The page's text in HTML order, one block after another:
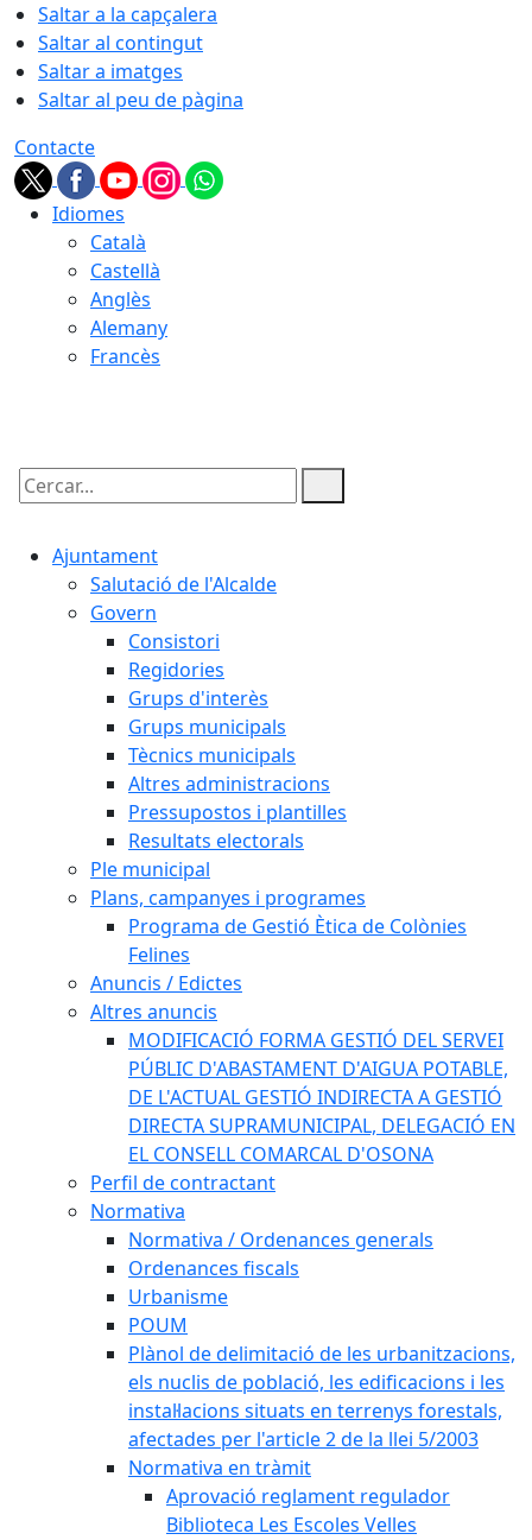
Saltar a la capçalera
Saltar al contingut
Saltar a imatges
Saltar al peu de pàgina
Contacte
Idiomes
Català
Castellà
Anglès
Alemany
Francès
Cercar:
Ajuntament
Salutació de l'Alcalde
Govern
Consistori
Regidories
Grups d'interès
Grups municipals
Tècnics municipals
Altres administracions
Pressupostos i plantilles
Resultats electorals
Ple municipal
Plans, campanyes i programes
Programa de Gestió Ètica de Colònies
Felines
Anuncis / Edictes
Altres anuncis
MODIFICACIÓ FORMA GESTIÓ DEL SERVEI
PÚBLIC D'ABASTAMENT D'AIGUA POTABLE,
DE L'ACTUAL GESTIÓ INDIRECTA A GESTIÓ
DIRECTA SUPRAMUNICIPAL, DELEGACIÓ EN
EL CONSELL COMARCAL D'OSONA
Perfil de contractant
Normativa
Normativa / Ordenances generals
Ordenances fiscals
Urbanisme
POUM
Plànol de delimitació de les urbanitzacions,
els nuclis de població, les edificacions i les
instal·lacions situats en terrenys forestals,
afectades per l'article 2 de la llei 5/2003
Normativa en tràmit
Aprovació reglament regulador
Biblioteca Les Escoles Velles